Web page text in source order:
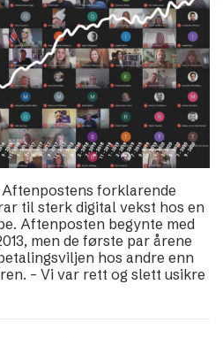
Aftenpostens forklarende
til sterk digital vekst hos en
Aftenposten begynte med
men de første par årene
hos andre enn
– Vi var rett og slett usikre